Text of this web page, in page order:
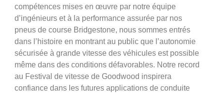
compétences mises en œuvre par notre équipe
d’ingénieurs et à la performance assurée par nos
pneus de course Bridgestone, nous sommes entrés
dans l’histoire en montrant au public que l’autonomie
sécurisée à grande vitesse des véhicules est possible
même dans des conditions défavorables. Notre record
au Festival de vitesse de Goodwood inspirera
confiance dans les futures applications de conduite